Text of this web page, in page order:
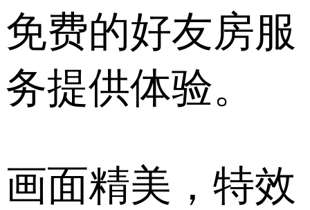
免费的好友房服
务提供体验。
画面精美，特效